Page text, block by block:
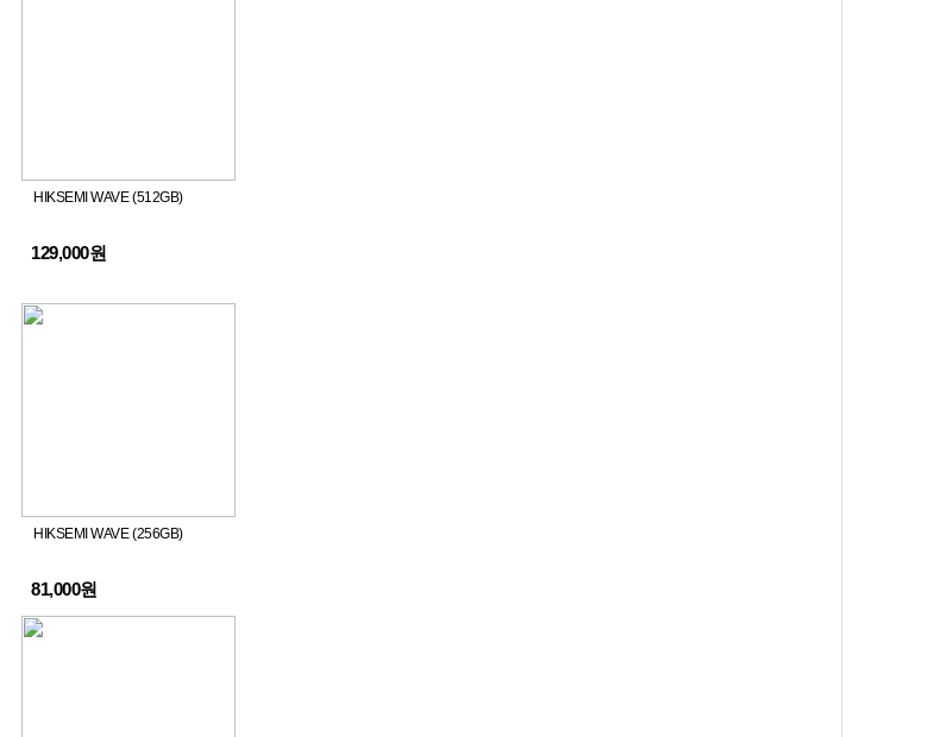
HIKSEMI WAVE (512GB)
129,000원
HIKSEMI WAVE (256GB)
81,000원